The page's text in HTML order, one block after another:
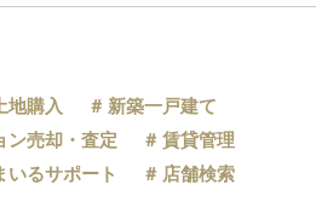
地購入
新築一戸建て
ン売却・査定
賃貸管理
いるサポート
店舗検索